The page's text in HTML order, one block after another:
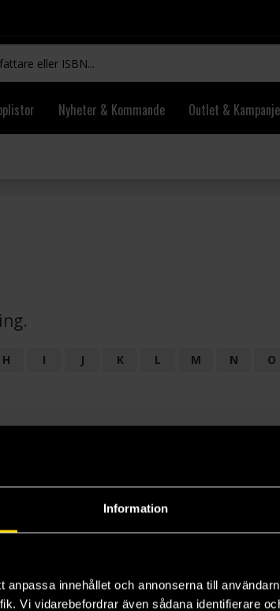
Information
anpassa innehållet och annonserna till
Vi vidarebefordrar även sådana identifierare
Nyheter & Kommande Outlet &
H I J K L M N O